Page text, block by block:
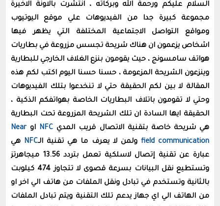
السلام عليكم ورحمة الله وبركاته ، انتشرت بالاونة الاخيرة
مجموعة كبيرة جدا من الفيديوهات علي موقع اليوتيوب
ومواقع التواصل الاجتماعية المختلفة التي يظهر فيها
اشخاص يزعمون ان هناك شريحة تجسس مزروعة في بطاريات
هواتف سامسونج ، حيث يقومون بنزع الغلاف الخارجي للبطارية
وينزعون الشريحة المزعومة ، حسنا حسنا اليوم اكتب لكم هذه
المقالة لا بين لكم الحقيقة حتي لا تنخدعوا بتلك الفيديوهات
وحتي لا تقومون باتلاف البطاريات الخاصة بهواتفكم الذكية ،
الحقيقة ايها السادة ان تلك الشريحة المزروعة تحت البطارية
هي شريحة خاصة بتقنية الاتصال قريب المدي NFC اوNear
field communication ولمن لا يعرف ما هي تقنية الـNFC هي
عبارة عن تقنية إتصال لاسلكية تعمل بتردد 13.56 ميجاهرتز
وتستطيع نقل البيانات بسرعة قصوى لا تتجاوز 474 كيلوبت
بالثانية وتستخدم في تبادل ونقل الملفات من هاتف الي اخر او
من الهاتف الي اي جهاز يدعم تلك التقنية ويتم تبادل الملفات